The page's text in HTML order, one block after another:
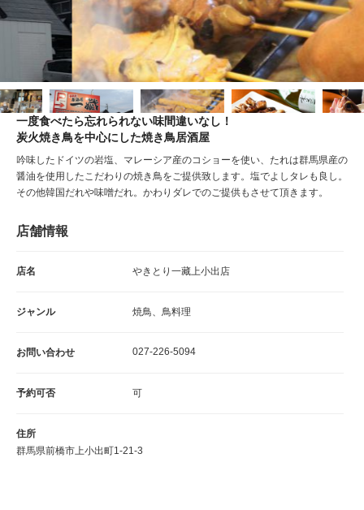
一度食べたら忘れられない味間違いなし！
炭火焼き鳥を中心にした焼き鳥居酒屋
吟味したドイツの岩塩、マレーシア産のコショーを使い、たれは群馬県産の
醤油を使用したこだわりの焼き鳥をご提供致します。塩でよしタレも良し。
その他韓国だれや味噌だれ。かわりダレでのご提供もさせて頂きます。
店舗情報
店名 やきとり一藏上小出店
ジャンル 焼鳥、鳥料理
お問い合わせ 027-226-5094
予約可否 可
住所
群馬県前橋市上小出町1-21-3